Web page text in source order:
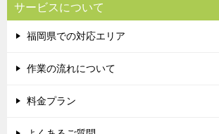
サービスについて
福岡県での対応エリア
作業の流れについて
料金プラン